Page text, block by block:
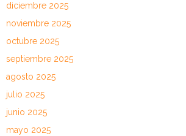
diciembre 2025
noviembre 2025
octubre 2025
septiembre 2025
agosto 2025
julio 2025
junio 2025
mayo 2025